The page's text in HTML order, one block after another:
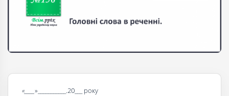
«____ »___________.20___ року